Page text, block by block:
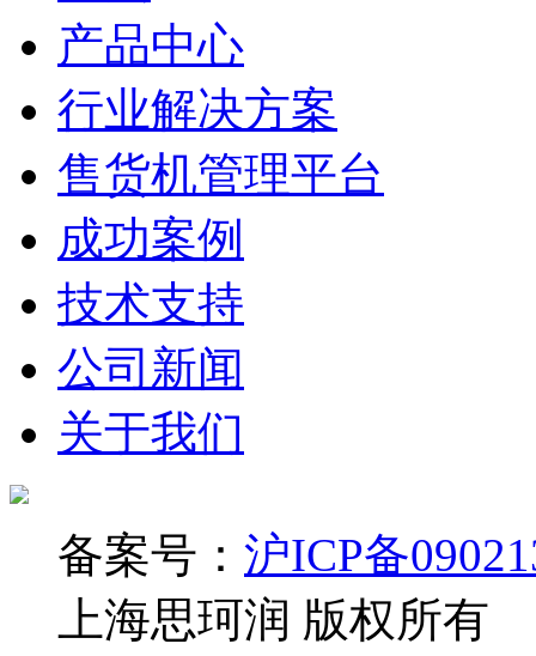
产品中心
行业解决方案
售货机管理平台
成功案例
技术支持
公司新闻
关于我们
备案号： 沪ICP备
上海思珂润 版权所有